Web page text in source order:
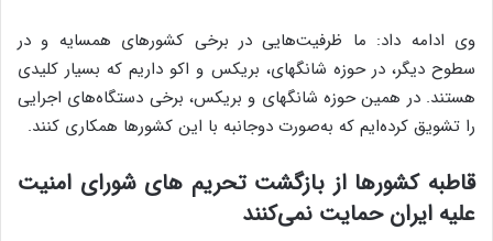
وی ادامه داد: ما ظرفیت‌هایی در برخی کشورهای همسایه و در
سطوح دیگر، در حوزه شانگهای، بریکس و اکو داریم که بسیار کلیدی
هستند. در همین حوزه شانگهای و بریکس، برخی دستگاه‌های اجرایی
را تشویق کرده‌ایم که به‌صورت دوجانبه با این کشورها همکاری کنند.
قاطبه کشورها از بازگشت تحریم های شورای امنیت
علیه ایران حمایت نمی‌کنند